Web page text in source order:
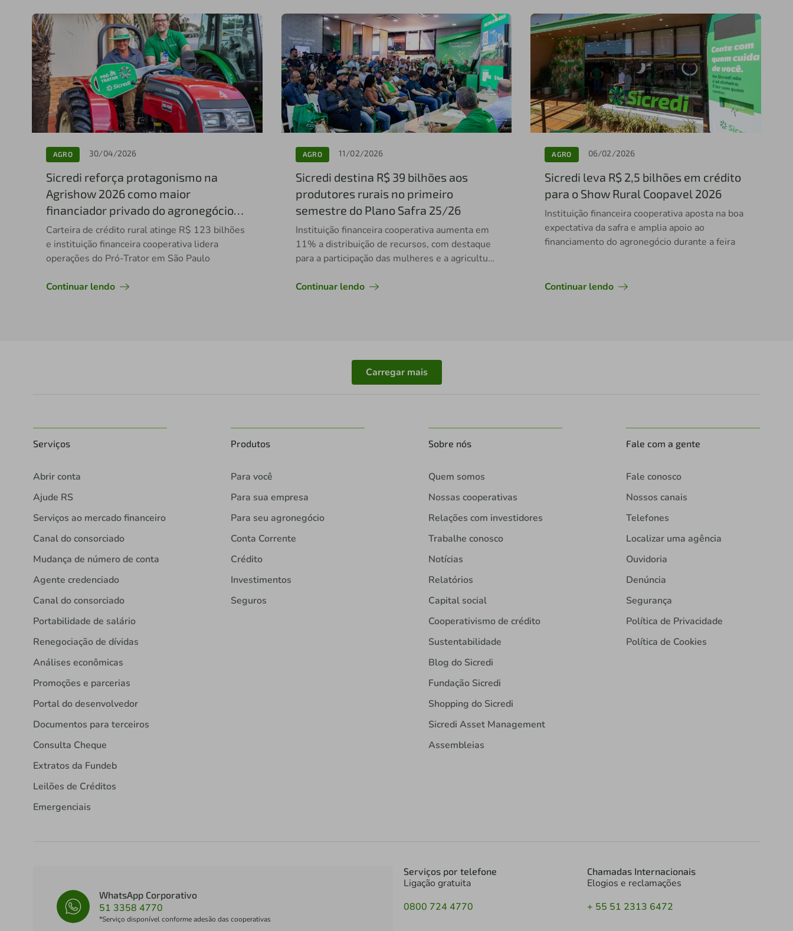
AGRO 30/04/2026
Sicredi reforça protagonismo na
Agrishow 2026 como maior
financiador privado do agronegócio
brasileiro
Carteira de crédito rural atinge R$ 123 bilhões
e instituição financeira cooperativa lidera
operações do Pró-Trator em São Paulo
Continuar lendo
AGRO 11/02/2026
Sicredi destina R$ 39 bilhões aos
produtores rurais no primeiro
semestre do Plano Safra 25/26
Instituição financeira cooperativa aumenta em
11% a distribuição de recursos, com destaque
para a participação das mulheres e a agricultura
Continuar lendo
AGRO 06/02/2026
Sicredi leva R$ 2,5 bilhões em crédito
para o Show Rural Coopavel 2026
Instituição financeira cooperativa aposta na boa
expectativa da safra e amplia apoio ao
financiamento do agronegócio durante a feira
Continuar lendo
Carregar mais
Serviços
Abrir conta
Ajude RS
Serviços ao mercado financeiro
Canal do consorciado
Mudança de número de conta
Agente credenciado
Canal do consorciado
Portabilidade de salário
Renegociação de dívidas
Análises econômicas
Promoções e parcerias
Portal do desenvolvedor
Documentos para terceiros
Consulta Cheque
Extratos da Fundeb
Leilões de Créditos
Emergenciais
Produtos
Para você
Para sua empresa
Para seu agronegócio
Conta Corrente
Crédito
Investimentos
Seguros
Sobre nós
Quem somos
Nossas cooperativas
Relações com investidores
Trabalhe conosco
Notícias
Relatórios
Capital social
Cooperativismo de crédito
Sustentabilidade
Blog do Sicredi
Fundação Sicredi
Shopping do Sicredi
Sicredi Asset Management
Assembleias
Fale com a gente
Fale conosco
Nossos canais
Telefones
Localizar uma agência
Ouvidoria
Denúncia
Segurança
Política de Privacidade
Política de Cookies
WhatsApp Corporativo
51 3358 4770
*Serviço disponível conforme adesão das cooperativas
Serviços por telefone
Ligação gratuita
0800 724 4770
Chamadas Internacionais
Elogios e reclamações
+ 55 51 2313 6472